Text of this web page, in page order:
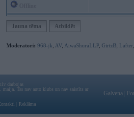
Jauna tēma Atbildēt
Moderatori: 968-jk AV AiwaShuraLLP, GirtzB Lafter
darbojas
maija. Tas nav auto klubs un nav saistīts ar
Reklāma
Galvena